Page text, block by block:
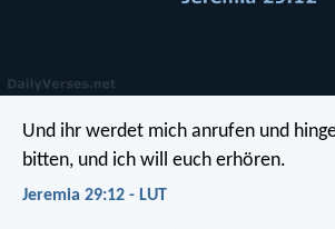
Und ihr werdet mich anrufen und
bitten, und ich will euch erhören.
Jeremia 29:12 - LUT